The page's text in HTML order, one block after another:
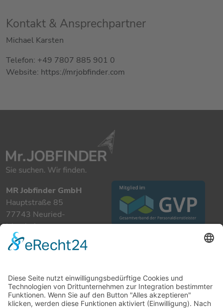
Kontakt & Ansprechpartner
Michael Karsten
Telefon: +49 7807 885 901 0
Website: https://mrjobfinder.com
MR Jobfinder GmbH
Hauptstraße 85
77743 Neuried-
Ichenheim
+49 7807 885 901 0
info@mrjobfinder.com
Für Arbeitgeber
Für Arbeitnehmer